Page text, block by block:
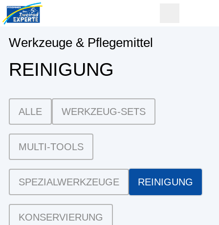
Werkzeuge & Pflegemittel
REINIGUNG
ALLE WERKZEUG-SETS
MULTI-TOOLS
SPEZIALWERKZEUGE REINIGUNG
KONSERVIERUNG